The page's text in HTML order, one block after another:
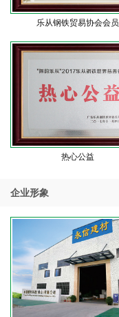
乐从钢铁贸易协会会员
热心公益
企业形象